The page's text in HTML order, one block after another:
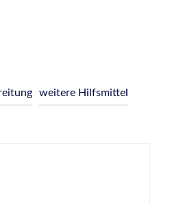
weitere Hilfsmittel